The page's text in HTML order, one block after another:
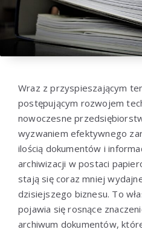
Wraz z przyspieszającym
postępującym rozwojem
nowoczesne
wyzwaniem efektywnego
ilością dokumentów i
archiwizacji w postaci
stają się coraz mniej
dzisiejszego biznesu. To
pojawia się rosnące
archiwum dokumentów,